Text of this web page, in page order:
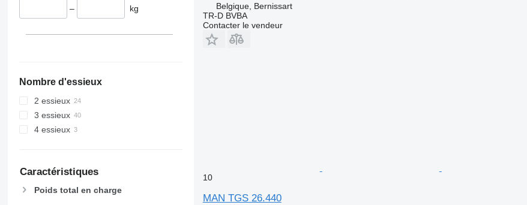
– kg
Nombre d'essieux
2 essieux
3 essieux
4 essieux
Caractéristiques
Poids total en charge
Belgique, Bernissart
TR-D BVBA
Contacter le vendeur
10
MAN TGS 26.440